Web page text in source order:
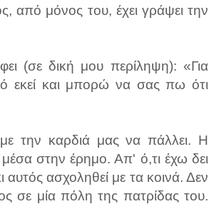
από μόνος του, έχει γράψει την
(σε δική μου περίληψη): «Για
εκεί και μπορώ να σας πω ότι
την καρδιά μας να πάλλει. Η
στην έρημο. Απ' ό,τι έχω δει
αυτός ασχοληθεί με τα κοινά. Δεν
σε μία πόλη της πατρίδας του.